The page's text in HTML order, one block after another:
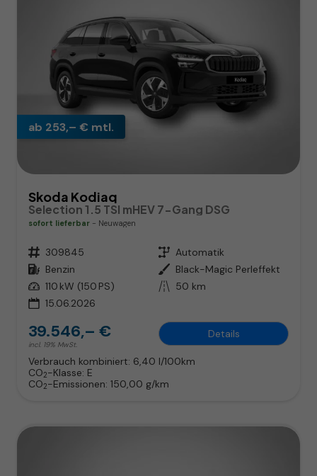
ab 253,– € mtl.
Skoda Kodiaq
Selection 1.5 TSI mHEV 7-Gang DSG
sofort lieferbar Neuwagen
Fahrzeugnr. 309845 Getriebe Automatik
Kraftstoff Benzin Außenfarbe Black-Magic Perleffekt
Leistung 110 kW (150 PS) Kilometerstand 50 km
15.06.2026
39.546,– €
incl. 19% MwSt.
Details
Verbrauch kombiniert: 6,40 l/100km
CO2-Klasse: E
CO2-Emissionen: 150,00 g/km